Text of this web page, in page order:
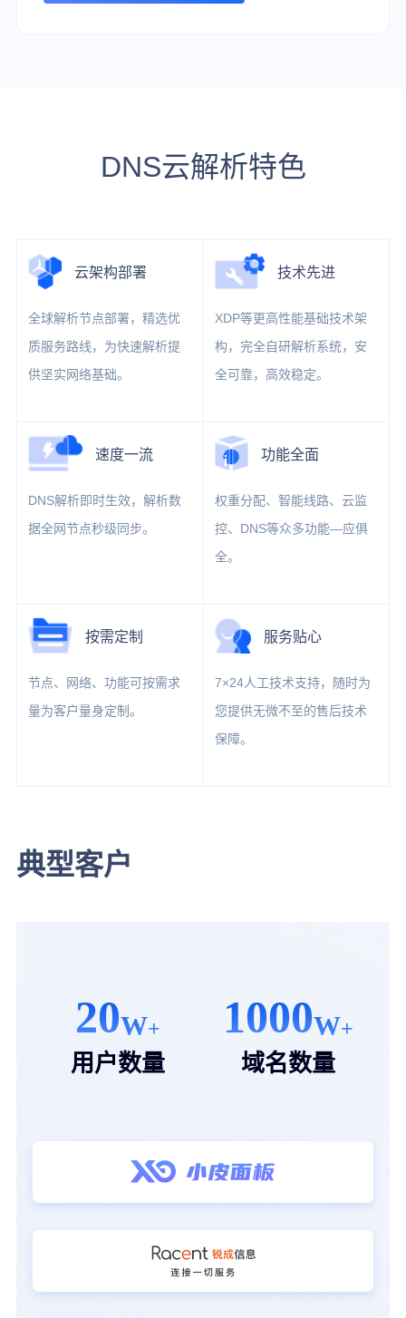
DNS云解析特色
云架构部署
全球解析节点部署，精选优
质服务路线，为快速解析提
供坚实网络基础。
技术先进
XDP等更高性能基础技术架
构，完全自研解析系统，安
全可靠，高效稳定。
速度一流
DNS解析即时生效，解析数
据全网节点秒级同步。
功能全面
权重分配、智能线路、云监
控、DNS等众多功能—应俱
全。
按需定制
节点、网络、功能可按需求
量为客户量身定制。
服务贴心
7×24人工技术支持，随时为
您提供无微不至的售后技术
保障。
典型客户
20W+
用户数量
1000W+
域名数量